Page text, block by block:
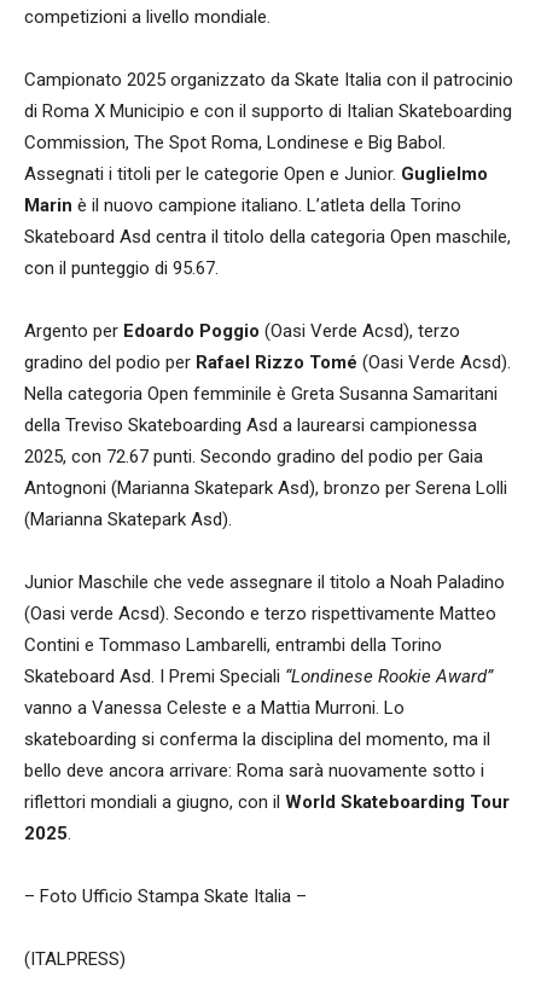
competizioni a livello mondiale.
Campionato 2025 organizzato da Skate Italia con il patrocinio
di Roma X Municipio e con il supporto di Italian Skateboarding
Commission, The Spot Roma, Londinese e Big Babol.
Assegnati i titoli per le categorie Open e Junior. Guglielmo
Marin è il nuovo campione italiano. L’atleta della Torino
Skateboard Asd centra il titolo della categoria Open maschile,
con il punteggio di 95.67.
Argento per Edoardo Poggio (Oasi Verde Acsd), terzo
gradino del podio per Rafael Rizzo Tomé (Oasi Verde Acsd).
Nella categoria Open femminile è Greta Susanna Samaritani
della Treviso Skateboarding Asd a laurearsi campionessa
2025, con 72.67 punti. Secondo gradino del podio per Gaia
Antognoni (Marianna Skatepark Asd), bronzo per Serena Lolli
(Marianna Skatepark Asd).
Junior Maschile che vede assegnare il titolo a Noah Paladino
(Oasi verde Acsd). Secondo e terzo rispettivamente Matteo
Contini e Tommaso Lambarelli, entrambi della Torino
Skateboard Asd. I Premi Speciali “Londinese Rookie Award”
vanno a Vanessa Celeste e a Mattia Murroni. Lo
skateboarding si conferma la disciplina del momento, ma il
bello deve ancora arrivare: Roma sarà nuovamente sotto i
riflettori mondiali a giugno, con il World Skateboarding Tour
2025.
– Foto Ufficio Stampa Skate Italia –
(ITALPRESS)